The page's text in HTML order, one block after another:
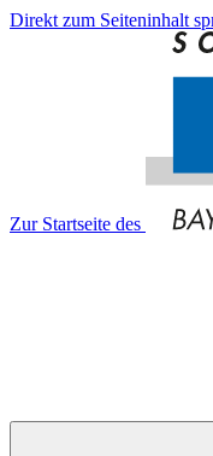
Direkt zum Seiteninhalt
Zur Startseite des